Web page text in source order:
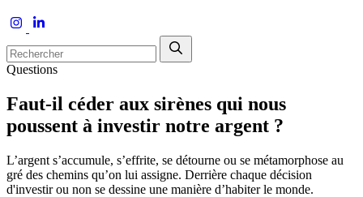
Questions
Faut-il céder aux sirènes qui nous
poussent à investir notre argent ?
L’argent s’accumule, s’effrite, se détourne ou se métamorphose au
gré des chemins qu’on lui assigne. Derrière chaque décision
d'investir ou non se dessine une manière d’habiter le monde.